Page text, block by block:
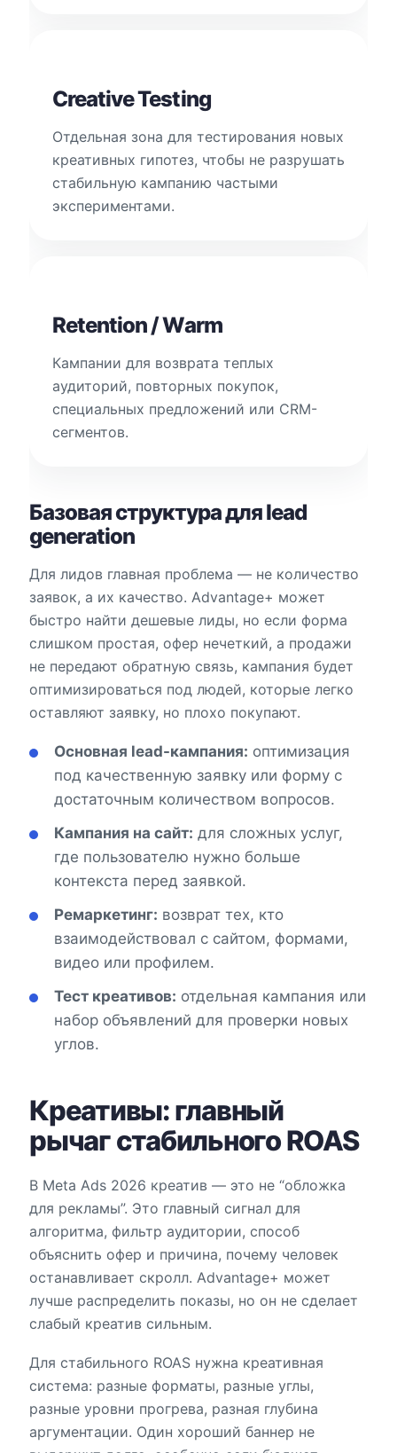
Creative Testing
Отдельная зона для тестирования новых
креативных гипотез, чтобы не разрушать
стабильную кампанию частыми
экспериментами.
Retention / Warm
Кампании для возврата теплых
аудиторий, повторных покупок,
специальных предложений или CRM-
сегментов.
Базовая структура для lead
generation
Для лидов главная проблема — не количество
заявок, а их качество. Advantage+ может
быстро найти дешевые лиды, но если форма
слишком простая, офер нечеткий, а продажи
не передают обратную связь, кампания будет
оптимизироваться под людей, которые легко
оставляют заявку, но плохо покупают.
Основная lead-кампания: оптимизация
под качественную заявку или форму с
достаточным количеством вопросов.
Кампания на сайт: для сложных услуг,
где пользователю нужно больше
контекста перед заявкой.
Ремаркетинг: возврат тех, кто
взаимодействовал с сайтом, формами,
видео или профилем.
Тест креативов: отдельная кампания или
набор объявлений для проверки новых
углов.
Креативы: главный
рычаг стабильного ROAS
В Meta Ads 2026 креатив — это не “обложка
для рекламы”. Это главный сигнал для
алгоритма, фильтр аудитории, способ
объяснить офер и причина, почему человек
останавливает скролл. Advantage+ может
лучше распределить показы, но он не сделает
слабый креатив сильным.
Для стабильного ROAS нужна креативная
система: разные форматы, разные углы,
разные уровни прогрева, разная глубина
аргументации. Один хороший баннер не